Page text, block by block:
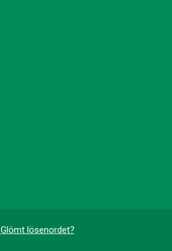
Glömt lösenordet?